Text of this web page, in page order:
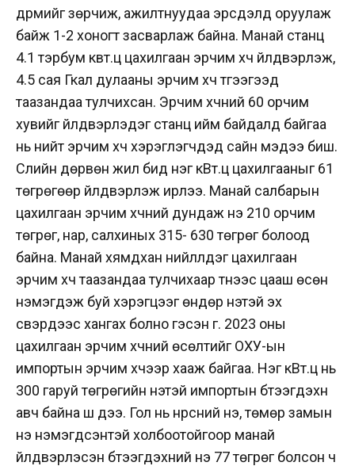
дүрмийг зөрчиж, ажилтнуудаа эрсдэлд оруулаж
байж 1-2 хоногт засварлаж байна. Манай станц
4.1 тэрбум квт.ц цахилгаан эрчим хүч үйлдвэрлэж,
4.5 сая Гкал дулааны эрчим хүч түгээгээд
таазандаа тулчихсан. Эрчим хүчний 60 орчим
хувийг үйлдвэрлэдэг станц ийм байдалд байгаа
нь нийт эрчим хүч хэрэглэгчдэд сайн мэдээ биш.
Сүүлийн дөрвөн жил бид нэг кВт.ц цахилгааныг 61
төгрөгөөр үйлдвэрлэж ирлээ. Манай салбарын
цахилгаан эрчим хүчний дундаж үнэ 210 орчим
төгрөг, нар, салхиных 315- 630 төгрөг болоод
байна. Манай хямдхан нийлүүлдэг цахилгаан
эрчим хүч таазандаа тулчихаар түүнээс цааш өсөн
нэмэгдэж буй хэрэгцээг өндөр үнэтэй эх
үүсвэрүүдээс хангах болно гэсэн үг. 2023 оны
цахилгаан эрчим хүчний өсөлтийг ОХУ-ын
импортын эрчим хүчээр хааж байгаа. Нэг кВт.ц нь
300 гаруй төгрөгийн үнэтэй импортын бүтээгдэхүүн
авч байна шүү дээ. Гол нь нүүрсний үнэ, төмөр замын
үнэ нэмэгдсэнтэй холбоотойгоор манай
үйлдвэрлэсэн бүтээгдэхүүний үнэ 77 төгрөг болсон ч